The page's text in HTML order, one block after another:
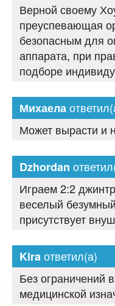
Верной своему
преуспевающая
безопасным для
аппарата, при
подборе
Михаела
Может вырасти и
Dzhordan
Играем 2:2
веселый
присутствует
Kiraответил(а)
Без ограничений
медицинской